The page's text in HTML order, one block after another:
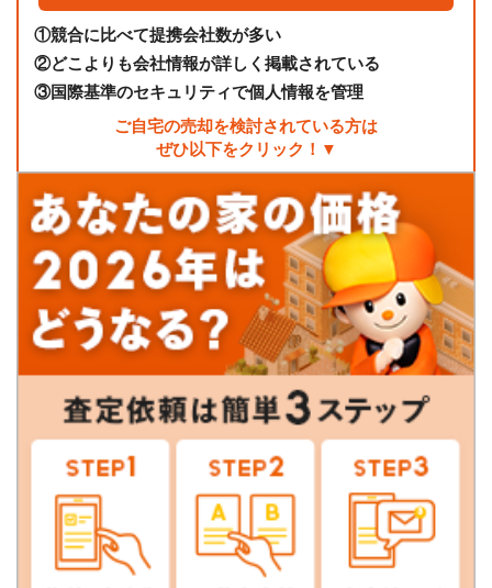
①競合に比べて提携会社数が多い
②どこよりも会社情報が詳しく掲載されている
③国際基準のセキュリティで個人情報を管理
ご自宅の売却を検討されている方は
ぜひ以下をクリック！▼